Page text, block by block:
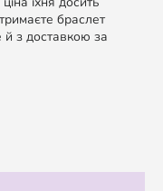
браслет
й з доставкою за